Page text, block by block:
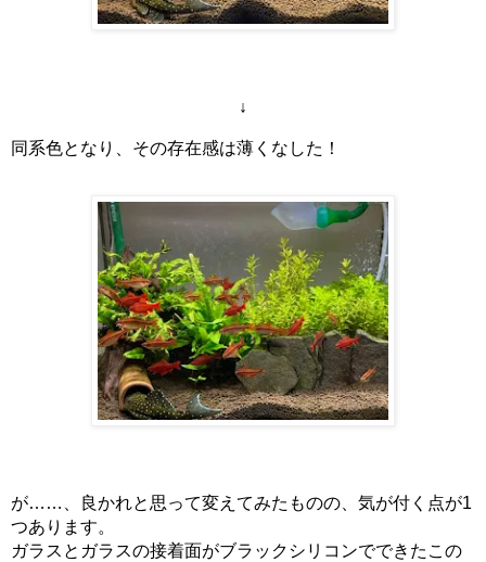
↓
同系色となり、その存在感は薄くなした！
が……、良かれと思って変えてみたものの、気が付く点が1
つあります。
ガラスとガラスの接着面がブラックシリコンでできたこの